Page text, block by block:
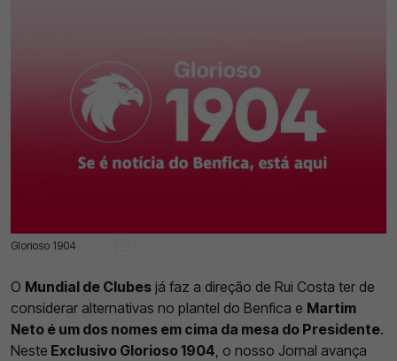
Glorioso 1904
13 Abr 2025 | 04:00 |
O Mundial de Clubes já faz a direção de Rui Costa ter de
considerar alternativas no plantel do Benfica e Martim
Neto é um dos nomes em cima da mesa do Presidente.
Neste Exclusivo Glorioso 1904, o nosso Jornal avança